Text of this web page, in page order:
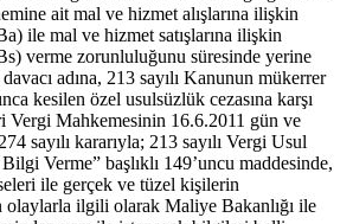
ait mal ve hizmet alışlarına ilişkin
ile mal ve hizmet satışlarına ilişkin
verme zorunluluğunu süresinde yerine
adına, 213 sayılı Kanunun mükerrer
kesilen özel usulsüzlük cezasına karşı
Vergi Mahkemesinin 16.6.2011 gün ve
sayılı kararıyla; 213 sayılı Vergi Usul
Verme” başlıklı 149’uncu maddesinde,
ile gerçek ve tüzel kişilerin
ilgili olarak Maliye Bakanlığı ile